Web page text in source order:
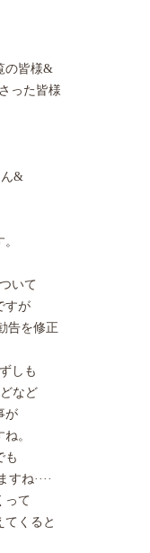
の皆様&
った皆様
&
いて
すが
告を修正
しも
など
が
。
も
ね····
って
てくると